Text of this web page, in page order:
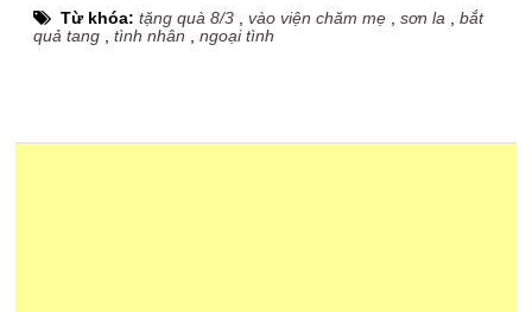
Từ khóa:tặng quà 8/3 ,vào viện chăm mẹ ,sơn la ,bắt
quả tang ,tình nhân ,ngoại tình